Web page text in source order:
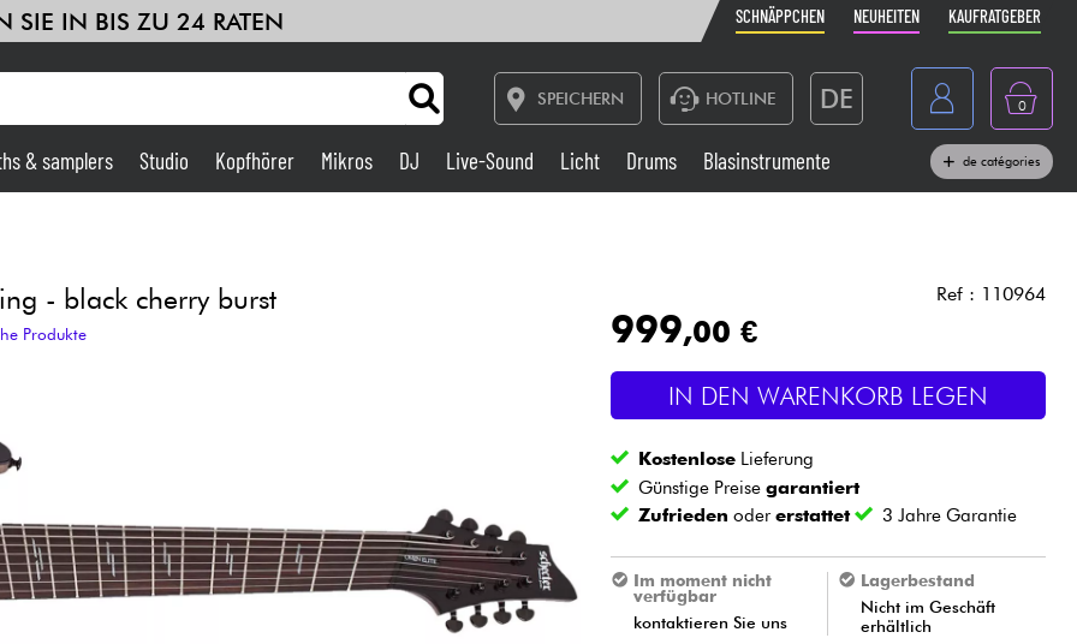
SIE IN BIS ZU 24 RATEN SCHNÄPPCHEN NEUHEITEN KAUFRATGEBER
SPEICHERN HOTLINE DE
Belgique
Nederland
0
Studio
Live-Sound
Blasinstrumente
Kabel & Zubehöre
Bundle
Sehen Sie sich unsere Marken an
& samplers Studio Kopfhörer Mikros DJ Live-Sound Licht Drums Blasinstrumente de catégories
- black cherry burst
Produkte
Ref : 110964
999,00 €
IN DEN WARENKORB LEGEN
Kostenlose Lieferung
Günstige Preisegarantiert
Zufrieden odererstattet 3 Jahre Garantie
Im moment nicht
verfügbar
kontaktieren Sie uns
Lagerbestand
Nicht im Geschäft
erhältlich